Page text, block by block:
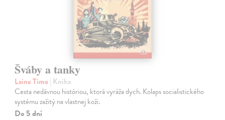
Šváby a tanky
Laine Timo| Kniha
Cesta nedávnou históriou, ktorá vyráža dych. Kolaps socialistického
systému zažitý na vlastnej koži.
Do 5 dní